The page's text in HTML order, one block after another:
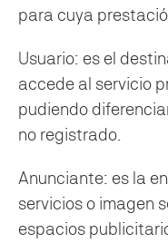
para cuya
Usuario: es el
accede al servicio
pudiendo
no registrado.
Anunciante: es la
servicios o imagen
espacios